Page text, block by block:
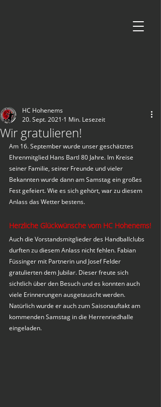
Wir gratulieren!
HC Hohenems
20. Sept. 2021 1 Min. Lesezeit
Am 16. September wurde unser geschätztes
Ehrenmitglied Hans Bartl 80 Jahre. Im Kreise
seiner Familie, seiner Freunde und vieler
Bekannten wurde dann am Samstag ein großes
Fest gefeiert. Wie es sich gehört, war zu diesem
Anlass das Wetter bestens.
Herzliche Glückwünsche vom HC Hohenems!
Auch die Vorstandsmitglieder des Handballclubs
durften zu diesem Anlass nicht fehlen. Fabian
Füssinger mit Partnerin und Josef Felder
gratulierten dem Jubilar. Dieser freute sich
sichtlich über den Besuch und es konnten auch
viele Erinnerungen ausgetauscht werden.
Natürlich wurde er auch zum Saisonauftakt am
kommenden Samstag in die Herrenriedhalle
eingeladen.